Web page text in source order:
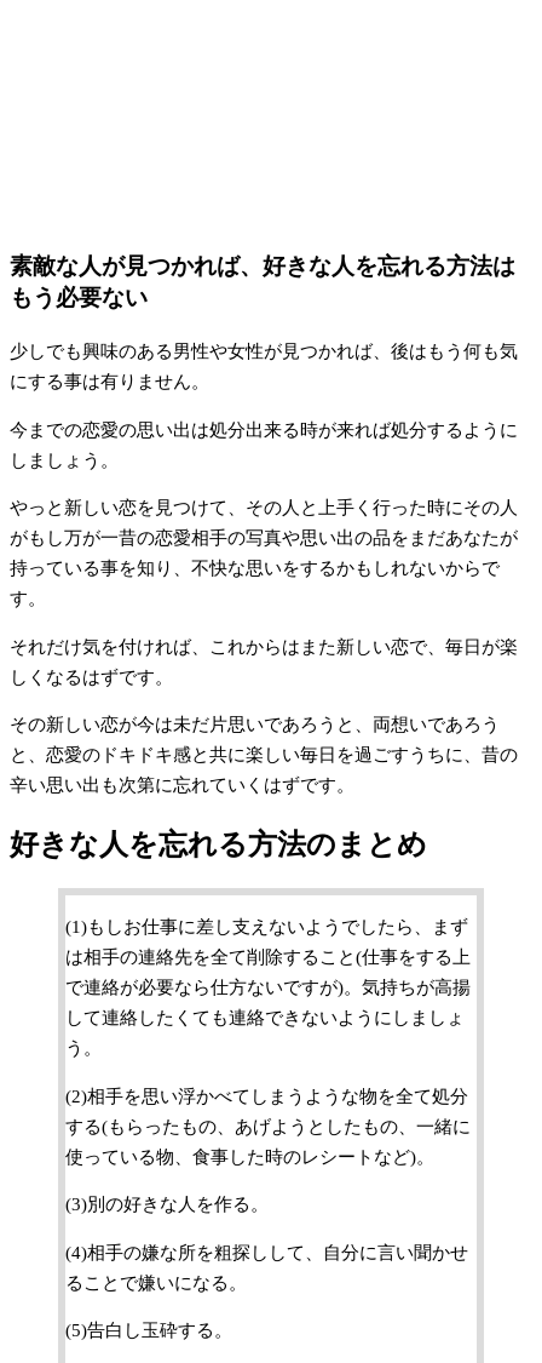
素敵な人が見つかれば、好きな人を忘れる方法は
もう必要ない
少しでも興味のある男性や女性が見つかれば、後はもう何も気
にする事は有りません。
今までの恋愛の思い出は処分出来る時が来れば処分するように
しましょう。
やっと新しい恋を見つけて、その人と上手く行った時にその人
がもし万が一昔の恋愛相手の写真や思い出の品をまだあなたが
持っている事を知り、不快な思いをするかもしれないからで
す。
それだけ気を付ければ、これからはまた新しい恋で、毎日が楽
しくなるはずです。
その新しい恋が今は未だ片思いであろうと、両想いであろう
と、恋愛のドキドキ感と共に楽しい毎日を過ごすうちに、昔の
辛い思い出も次第に忘れていくはずです。
好きな人を忘れる方法のまとめ
(1)もしお仕事に差し支えないようでしたら、まず
は相手の連絡先を全て削除すること(仕事をする上
で連絡が必要なら仕方ないですが)。気持ちが高揚
して連絡したくても連絡できないようにしましょ
う。
(2)相手を思い浮かべてしまうような物を全て処分
する(もらったもの、あげようとしたもの、一緒に
使っている物、食事した時のレシートなど)。
(3)別の好きな人を作る。
(4)相手の嫌な所を粗探しして、自分に言い聞かせ
ることで嫌いになる。
(5)告白し玉砕する。